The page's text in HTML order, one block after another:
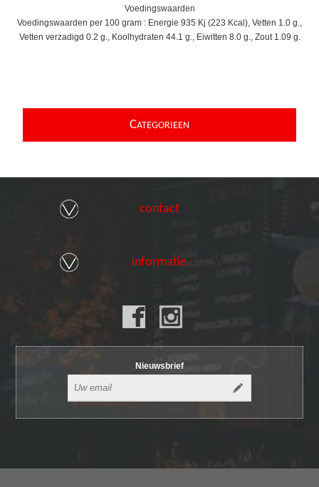
Voedingswaarden
Voedingswaarden per 100 gram : Energie 935 Kj (223 Kcal), Vetten 1.0 g.,
Vetten verzadigd 0.2 g., Koolhydraten 44.1 g., Eiwitten 8.0 g., Zout 1.09 g.
CATEGORIEEN
contact
informatie
Nieuwsbrief